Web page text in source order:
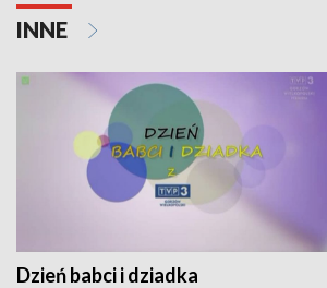
INNE
Dzień babci i dziadka